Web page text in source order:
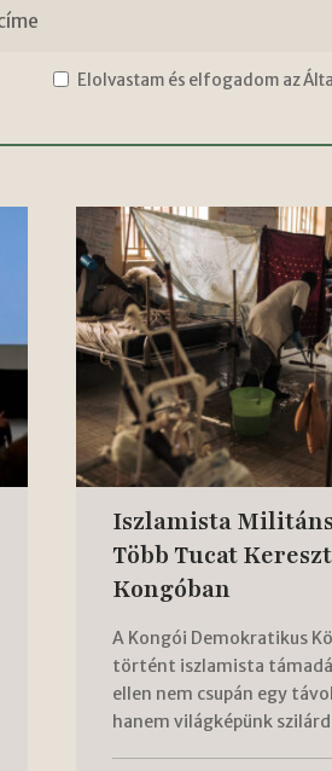
Elolvastam és elfogadom az
Iszlamista
Több Tucat
Kongóban
A Kongói Demokratikus
történt iszlamista
ellen nem csupán egy
hanem világképünk